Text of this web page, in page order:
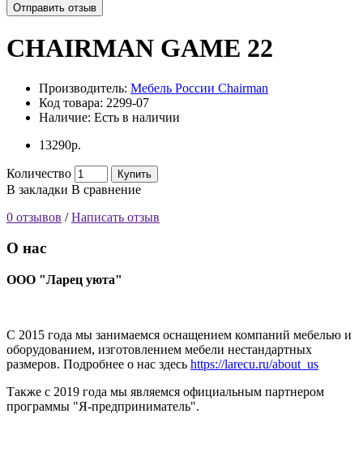
Отправить отзыв
CHAIRMAN GAME 22
Производитель: Мебель России Chairman
Код товара: 2299-07
Наличие: Есть в наличии
13290р.
Количество Купить
В закладки В сравнение
0 отзывов /Написать отзыв
О нас
ООО "Ларец уюта"
С 2015 года мы занимаемся оснащением компаний мебелью и
оборудованием, изготовлением мебели нестандартных
размеров. Подробнее о нас здесь https://larecu.ru/about_us
Также с 2019 года мы являемся официальным партнером
программы "Я-предприниматель".